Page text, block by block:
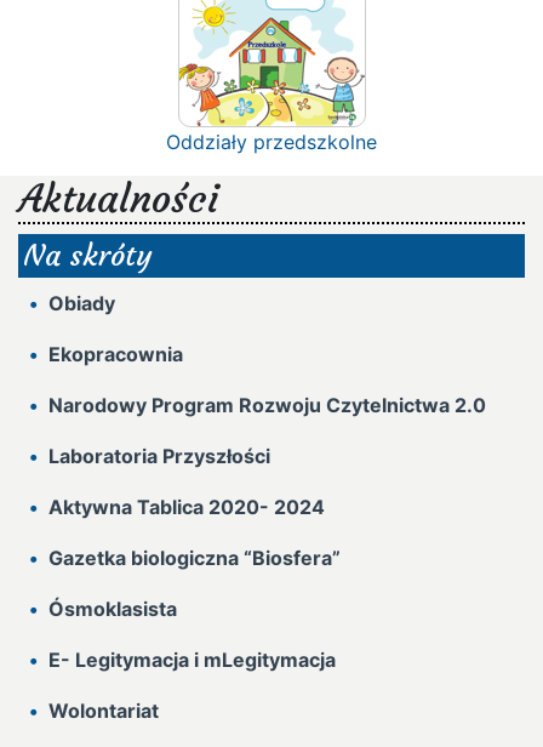
Oddziały przedszkolne
Aktualności
Na skróty
Obiady
Ekopracownia
Narodowy Program Rozwoju Czytelnictwa 2.0
Laboratoria Przyszłości
Aktywna Tablica 2020- 2024
Gazetka biologiczna “Biosfera”
Ósmoklasista
E- Legitymacja i mLegitymacja
Wolontariat